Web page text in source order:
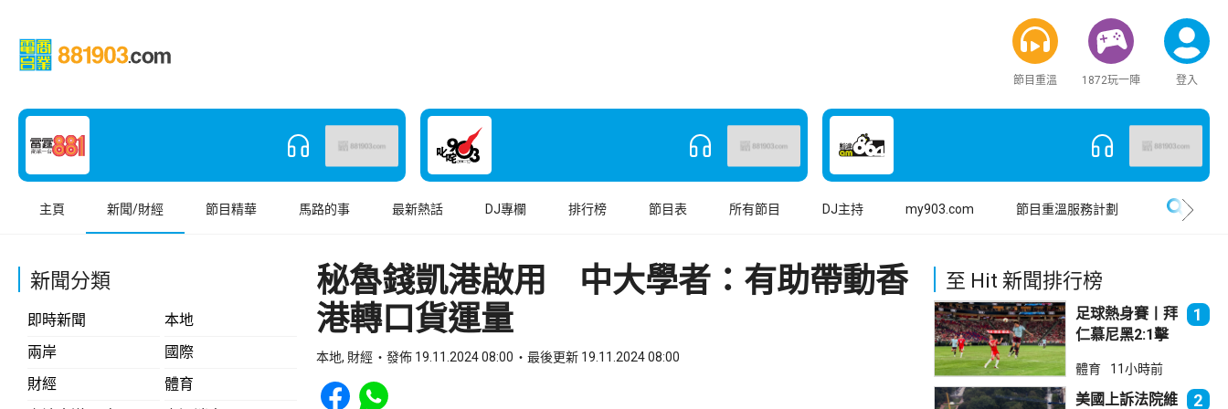
節目重溫 1872玩一陣 登入
主頁 新聞/財經 節目精華 馬路的事 最新熱話 DJ專欄 排行榜 節目表 所有節目 DJ主持 my903.com 節目重溫服務計劃
新聞分類
即時新聞
本地
兩岸
國際
財經
體育
秘魯錢凱港啟用 中大學者：有助帶動香
港轉口貨運量
本地, 財經 發佈 19.11.2024 08:00 最後更新 19.11.2024 08:00
Share to Facebook
Share to WhatsApp
至 Hit 新聞排行榜
足球熱身賽丨拜
仁慕尼黑2:1擊
1
體育 11小時前
美國上訴法院維 2